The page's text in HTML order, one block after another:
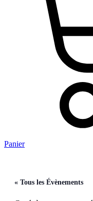
Panier
« Tous les Évènements